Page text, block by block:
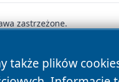
także plików
zastrzeżone.
Cookies